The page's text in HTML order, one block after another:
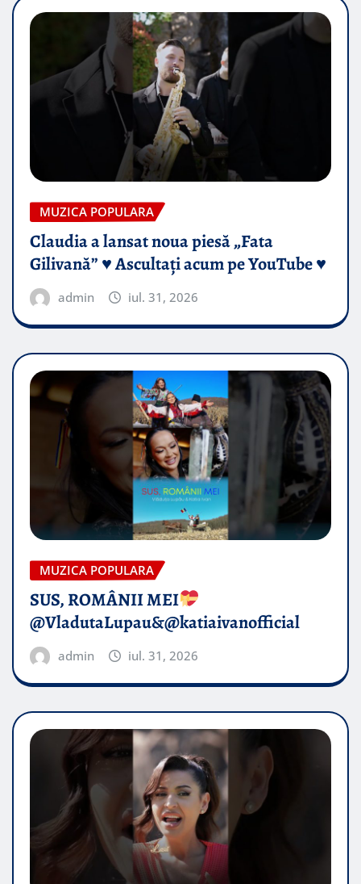
MUZICA POPULARA
Claudia a lansat noua piesă „Fata
Gilivană” ♥️ Ascultați acum pe YouTube ♥️
admin iul. 31, 2026
MUZICA POPULARA
SUS, ROMÂNII MEI
@VladutaLupau&@katiaivanofficial
admin iul. 31, 2026